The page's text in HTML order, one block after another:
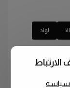
لوند
سياسة